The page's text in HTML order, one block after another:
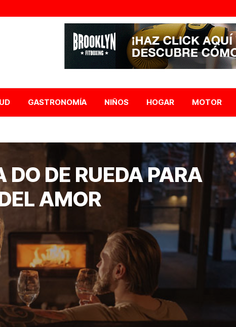
GASTRONOMÍA NIÑOS HOGAR MOTOR
DO DE RUEDA PARA
AMOR